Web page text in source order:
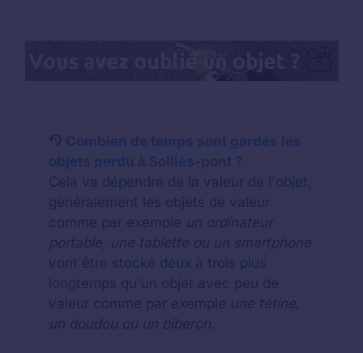
Combien de temps sont gardés les
objets perdu à Solliès-pont ?
Cela va dépendre de la valeur de l'objet,
généralement les objets de valeur
comme par exemple un ordinateur
portable, une tablette ou un smartphone
vont être stocké deux à trois plus
longtemps qu'un objet avec peu de
valeur comme par exemple une tétine,
un doudou ou un biberon.